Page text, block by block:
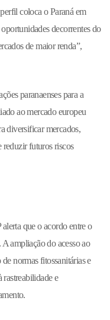
coloca o Paraná em
decorrentes do
de maior renda”,
paranaenses para a
ao mercado europeu
diversificar mercados,
futuros riscos
que o acordo entre o
ampliação do acesso ao
normas fitossanitárias e
rastreabilidade e